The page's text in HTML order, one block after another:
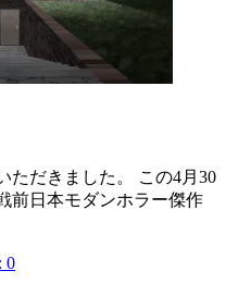
ただきました。 この4月30
前日本モダンホラー傑作
0